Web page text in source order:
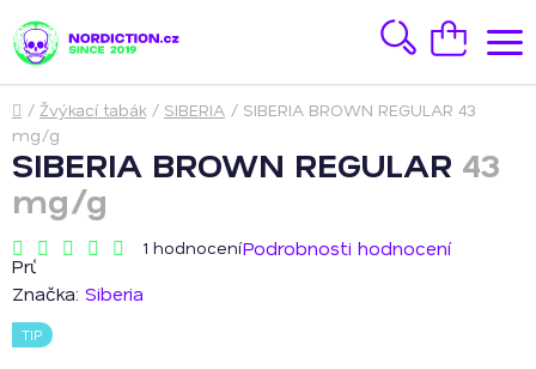
na
obsah
HledatNákupní
košík
Domů
/ Žvýkací tabák / SIBERIA / SIBERIA BROWN REGULAR 43
mg/g
SIBERIA BROWN REGULAR 43
mg/g
Průměrné
hodnocení
produktu
je
5,0
1 hodnoceníPodrobnosti hodnocení
Značka: Siberia
TIP